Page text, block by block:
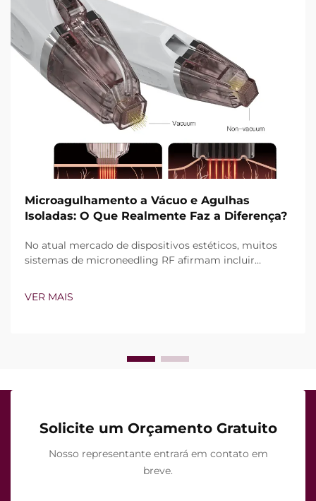
Microagulhamento a Vácuo e Agulhas
Isoladas: O Que Realmente Faz a Diferença?
No atual mercado de dispositivos estéticos, muitos
sistemas de microneedling RF afirmam incluir
recursos existem, mas sim como funcionam com
VER MAIS
Solicite um Orçamento Gratuito
Nosso representante entrará em contato em
breve.